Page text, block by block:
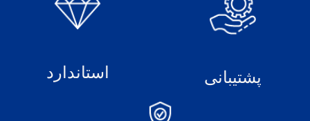
پشتیبانی استاندارد